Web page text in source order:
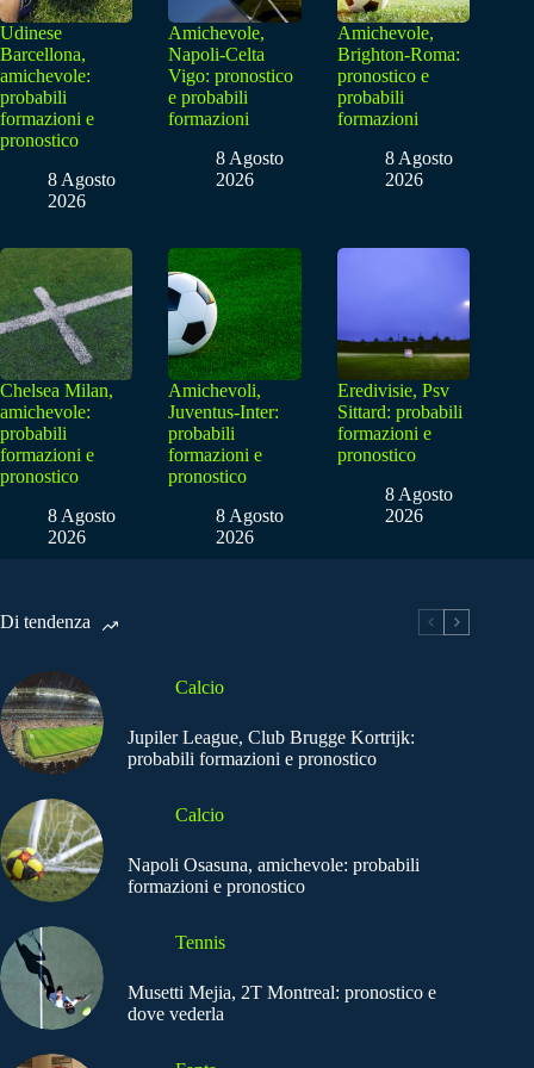
Udinese
Barcellona,
amichevole:
probabili
formazioni e
pronostico
8 Agosto
2026
Amichevole,
Napoli-Celta
Vigo: pronostico
e probabili
formazioni
8 Agosto
2026
Amichevole,
Brighton-Roma:
pronostico e
probabili
formazioni
8 Agosto
2026
Chelsea Milan,
amichevole:
probabili
formazioni e
pronostico
8 Agosto
2026
Amichevoli,
Juventus-Inter:
probabili
formazioni e
pronostico
8 Agosto
2026
Eredivisie, Psv
Sittard: probabili
formazioni e
pronostico
8 Agosto
2026
Di tendenza
Calcio
Jupiler League, Club Brugge Kortrijk:
probabili formazioni e pronostico
Calcio
Napoli Osasuna, amichevole: probabili
formazioni e pronostico
Tennis
Musetti Mejia, 2T Montreal: pronostico e
dove vederla